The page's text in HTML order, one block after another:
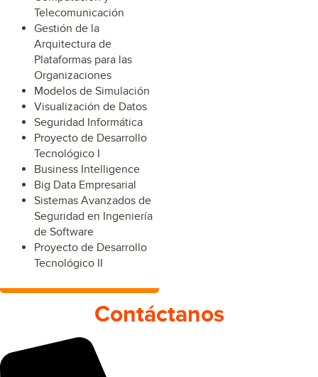
Telecomunicación
Gestión de la
Arquitectura de
Plataformas para las
Organizaciones
Modelos de Simulación
Visualización de Datos
Seguridad Informática
Proyecto de Desarrollo
Tecnológico I
Business Intelligence
Big Data Empresarial
Sistemas Avanzados de
Seguridad en Ingeniería
de Software
Proyecto de Desarrollo
Tecnológico II
Contáctanos